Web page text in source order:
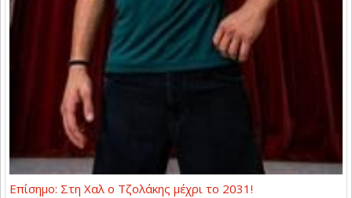
Επίσημο: Στη Χαλ ο Τζολάκης μέχρι το 2031!